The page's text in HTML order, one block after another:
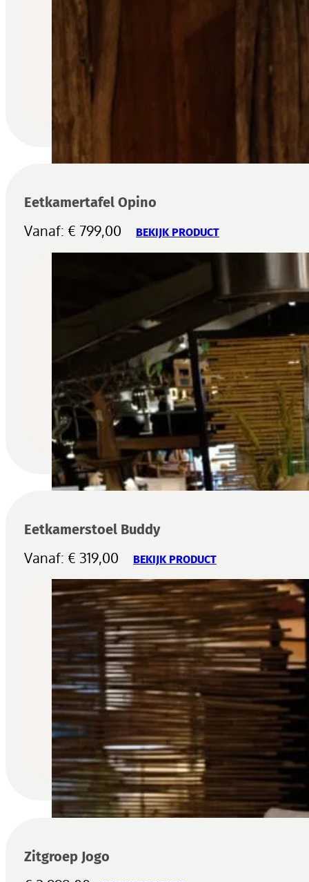
Eetkamertafel Opino
Vanaf: € 799,00 BEKIJK PRODUCT
Eetkamerstoel Buddy
Vanaf: € 319,00 BEKIJK PRODUCT
Zitgroep Jogo